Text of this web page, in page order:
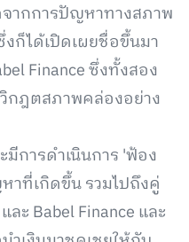
ากการปัญหาทางสภาพ
ก็ได้เปิดเผยชื่อขึ้นมา
Finance ซึ่งทั้งสอง
กฎตสภาพคล่องอย่าง
มีการดำเนินการ 'ฟ้อง
าที่เกิดขึ้น รวมไปถึงคู่
ะ Babel Finance และ